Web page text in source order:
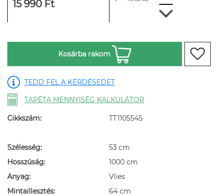
15 990 Ft
Kosárba rakom
TEDD FEL A KÉRDÉSEDET
TAPÉTA MENNYISÉG KALKULÁTOR
Cikkszám: TT1105545
Szélesség:
53 cm
Hosszúság:
1000 cm
Anyag:
Vlies
Mintaillesztés:
64 cm